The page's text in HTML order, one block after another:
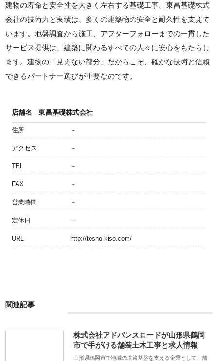
建物の寿命と安全性を大きく左右する基礎工事。東昌基礎株式
会社の技術力と実績は、多くの建築物の安全と耐久性を支えて
います。地盤調査から施工、アフターフォローまでの一貫した
サービス提供は、建築に関わるすべての人々に安心をもたらし
ます。建物の「見えない部分」だからこそ、確かな技術と信頼
できるパートナー選びが重要なのです。
店舗名 東昌基礎株式会社
住所 －
アクセス －
TEL －
FAX －
営業時間 －
定休日 －
URL http://tosho-kiso.com/
関連記事
株式会社アドバンスロードが山形県鶴岡
市で手がける舗装土木工事と求人情報
山形県鶴岡市で地域の道路基盤を支える企業として、舗